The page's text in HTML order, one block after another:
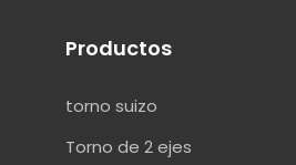
Productos
torno suizo
Torno de 2 ejes